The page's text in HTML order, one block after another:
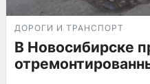
ДОРОГИ И ТРАНСПОРТ
В Новосибирске